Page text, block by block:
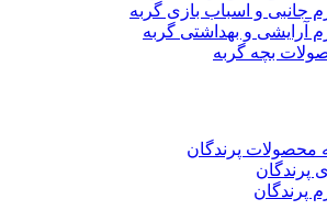
جانبی و اسباب بازی گربه
آرایشی و بهداشتی گربه
بچه گربه
محصولات پرندگان
پرندگان
پرندگان